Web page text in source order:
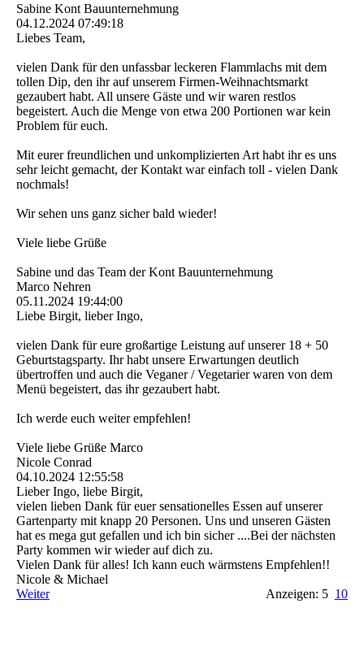
Sabine Kont Bauunternehmung
04.12.2024 07:49:18
Liebes Team,
vielen Dank für den unfassbar leckeren Flammlachs mit dem
tollen Dip, den ihr auf unserem Firmen-Weihnachtsmarkt
gezaubert habt. All unsere Gäste und wir waren restlos
begeistert. Auch die Menge von etwa 200 Portionen war kein
Problem für euch.
Mit eurer freundlichen und unkomplizierten Art habt ihr es uns
sehr leicht gemacht, der Kontakt war einfach toll - vielen Dank
nochmals!
Wir sehen uns ganz sicher bald wieder!
Viele liebe Grüße
Sabine und das Team der Kont Bauunternehmung
Marco Nehren
05.11.2024 19:44:00
Liebe Birgit, lieber Ingo,
vielen Dank für eure großartige Leistung auf unserer 18 + 50
Geburtstagsparty. Ihr habt unsere Erwartungen deutlich
übertroffen und auch die Veganer / Vegetarier waren von dem
Menü begeistert, das ihr gezaubert habt.
Ich werde euch weiter empfehlen!
Viele liebe Grüße Marco
Nicole Conrad
04.10.2024 12:55:58
Lieber Ingo, liebe Birgit,
vielen lieben Dank für euer sensationelles Essen auf unserer
Gartenparty mit knapp 20 Personen. Uns und unseren Gästen
hat es mega gut gefallen und ich bin sicher ....Bei der nächsten
Party kommen wir wieder auf dich zu.
Vielen Dank für alles! Ich kann euch wärmstens Empfehlen!!
Nicole & Michael
Weiter
Anzeigen: 5 10